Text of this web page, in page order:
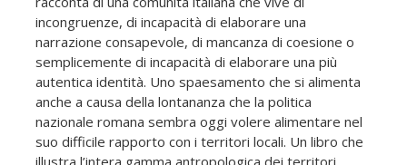
incongruenze, di incapacità di elaborare una
narrazione consapevole, di mancanza di coesione o
semplicemente di incapacità di elaborare una più
autentica identità. Uno spaesamento che si alimenta
anche a causa della lontananza che la politica
nazionale romana sembra oggi volere alimentare nel
suo difficile rapporto con i territori locali. Un libro che
illustra l’intera gamma antropologica dei territori